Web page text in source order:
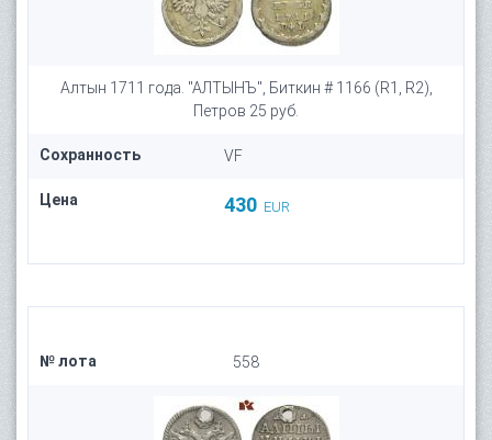
Алтын 1711 года. "АЛТЫНЪ", Биткин # 1166 (R1, R2),
Петров 25 руб.
Сохранность VF
Цена 430 EUR
№ лота 558